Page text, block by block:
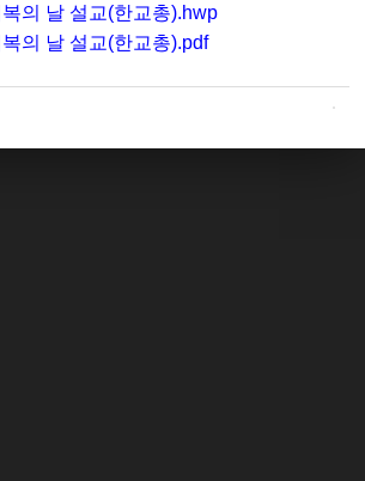
의 날 설교(한교총).hwp
의 날 설교(한교총).pdf